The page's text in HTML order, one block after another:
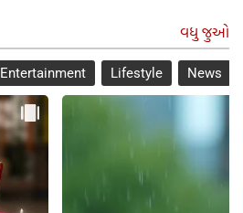
વધુ જુઓ
Entertainment Lifestyle News